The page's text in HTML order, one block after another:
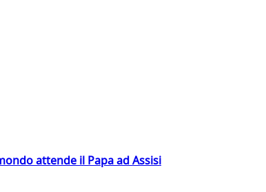
attende il Papa ad Assisi